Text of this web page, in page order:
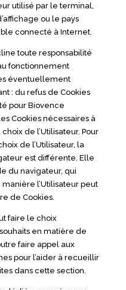
utilisé par le terminal,
ou le pays
connecté à Internet.
toute responsabilité
fonctionnement
éventuellement
: du refus de Cookies
pour Biovence
Cookies nécessaires à
de l’Utilisateur. Pour
de l’Utilisateur, la
est différente. Elle
du navigateur, qui
l’Utilisateur peut
de Cookies.
faire le choix
en matière de
faire appel aux
pour l’aider à recueillir
dans cette section.